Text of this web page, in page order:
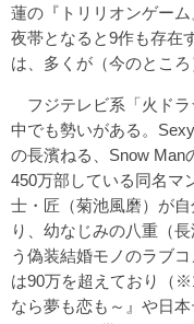
蓮の『トリリオンゲー
夜帯となると9作も存在
は、多くが（今のとこ
フジテレビ系「火ド
中でも勢いがある。
の長濱ねる、Snow Man
450万部している同名マ
士・匠（菊池風磨）が
り、幼なじみの八重（
う偽装結婚モノのラブ
は90万を超えており（
なら夢も恋も～』や日